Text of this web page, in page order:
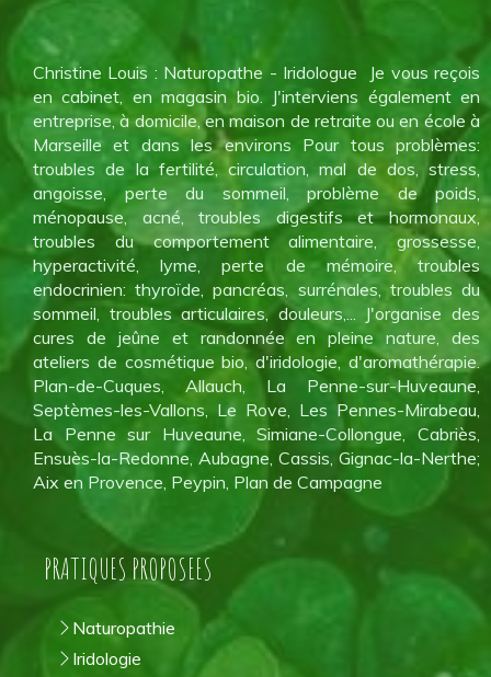
Christine Louis : Naturopathe - Iridologue Je vous reçois
en cabinet, en magasin bio. J'interviens également en
entreprise, à domicile, en maison de retraite ou en école à
Marseille et dans les environs Pour tous problèmes:
troubles de la fertilité, circulation, mal de dos, stress,
angoisse, perte du sommeil, problème de poids,
ménopause, acné, troubles digestifs et hormonaux,
troubles du comportement alimentaire, grossesse,
hyperactivité, lyme, perte de mémoire, troubles
endocrinien: thyroïde, pancréas, surrénales, troubles du
sommeil, troubles articulaires, douleurs,... J'organise des
cures de jeûne et randonnée en pleine nature, des
ateliers de cosmétique bio, d'iridologie, d'aromathérapie.
Plan-de-Cuques, Allauch, La Penne-sur-Huveaune,
Septèmes-les-Vallons, Le Rove, Les Pennes-Mirabeau,
La Penne sur Huveaune, Simiane-Collongue, Cabriès,
Ensuès-la-Redonne, Aubagne, Cassis, Gignac-la-Nerthe;
Aix en Provence, Peypin, Plan de Campagne
PRATIQUES PROPOSEES
Naturopathie
Iridologie